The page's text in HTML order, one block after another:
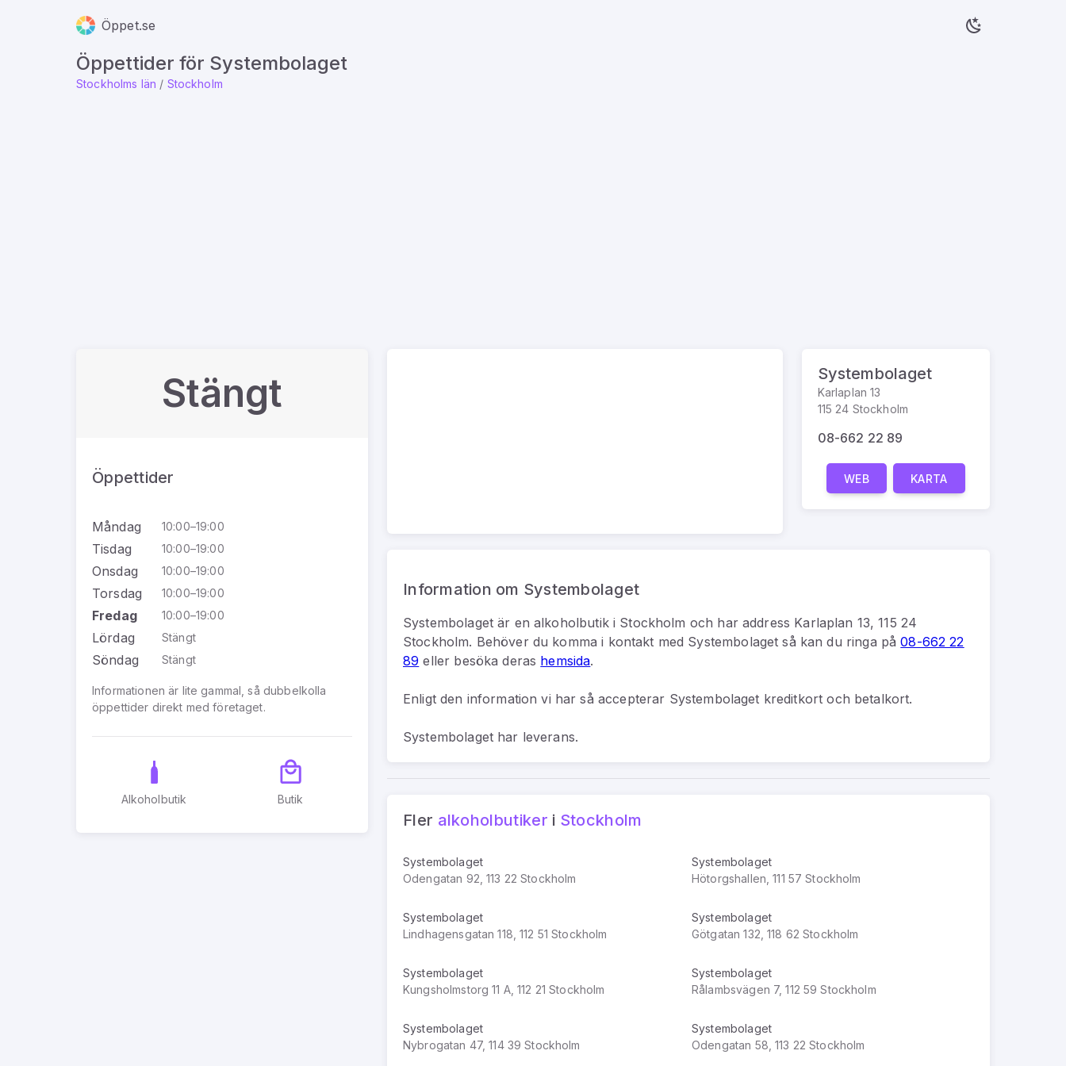
Öppet.se
Öppettider för Systembolaget
Stockholms län / Stockholm
Stängt
Öppettider
Måndag 10:00–19:00
Tisdag 10:00–19:00
Onsdag 10:00–19:00
Torsdag 10:00–19:00
Fredag 10:00–19:00
Lördag Stängt
Söndag Stängt
Informationen är lite gammal, så dubbelkolla
öppettider direkt med företaget.
Alkoholbutik Butik
Systembolaget
Karlaplan 13
115 24 Stockholm
08-662 22 89
WEB KARTA
Information om Systembolaget
Systembolagetär en alkoholbutiki Stockholm och har address Karlaplan 13, 115 24
Stockholm. Behöver du komma i kontakt med Systembolaget så kan du ringa på08-662 22
89 eller besöka deras hemsida.
Enligt den information vi har så accepterar Systembolaget kreditkort och betalkort.
Systembolaget har leverans.
Fler alkoholbutiker i Stockholm
Systembolaget
Odengatan 92, 113 22 Stockholm
Systembolaget
Hötorgshallen, 111 57 Stockholm
Systembolaget
Lindhagensgatan 118, 112 51 Stockholm
Systembolaget
Götgatan 132, 118 62 Stockholm
Systembolaget
Kungsholmstorg 11 A, 112 21 Stockholm
Systembolaget
Rålambsvägen 7, 112 59 Stockholm
Systembolaget
Nybrogatan 47, 114 39 Stockholm
Systembolaget
Odengatan 58, 113 22 Stockholm